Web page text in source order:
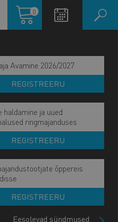
Ostukorv
0
Avamine 2026/2027
REGISTREERU
haldamine ja uued
ringmajanduses
REGISTREERU
õppereis
REGISTREERU
Eesolevad sündmused
UUDISED